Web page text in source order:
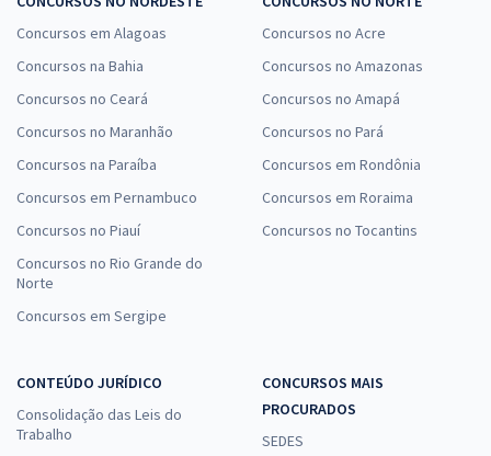
Concursos em Alagoas
Concursos na Bahia
Concursos no Ceará
Concursos no Maranhão
Concursos na Paraíba
Concursos em Pernambuco
Concursos no Piauí
Concursos no Rio Grande do
Norte
Concursos em Sergipe
Concursos no Acre
Concursos no Amazonas
Concursos no Amapá
Concursos no Pará
Concursos em Rondônia
Concursos em Roraima
Concursos no Tocantins
CONTEÚDO JURÍDICO
Consolidação das Leis do
Trabalho
CONCURSOS MAIS
PROCURADOS
SEDES